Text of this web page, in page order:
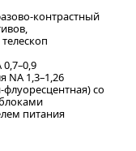
контрастный
NA 1,3–1,26
со
питания